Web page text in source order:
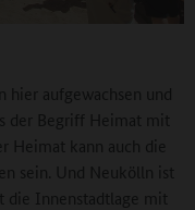
hier aufgewachsen und
der Begriff Heimat mit
Heimat kann auch die
sein. Und Neukölln ist
die Innenstadtlage mit